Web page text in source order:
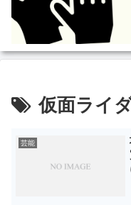
仮面ライ
芸能